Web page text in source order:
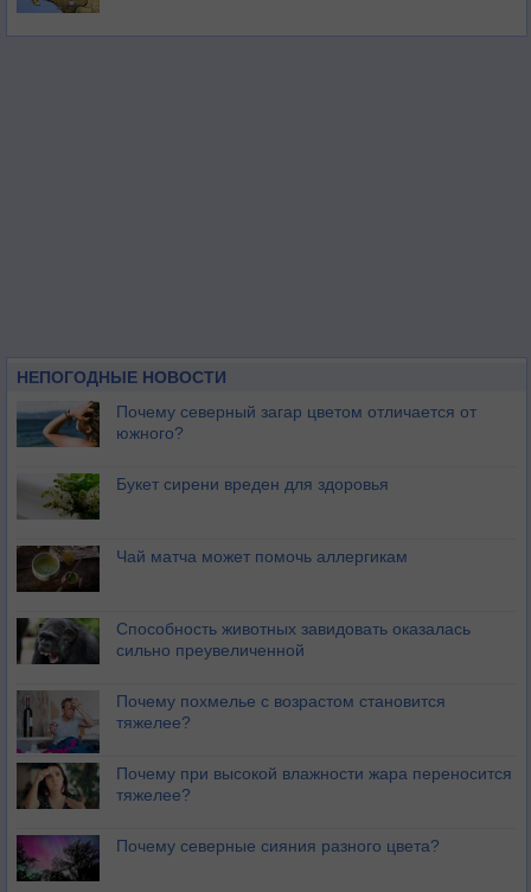
НЕПОГОДНЫЕ НОВОСТИ
Почему северный загар цветом отличается от
южного?
Букет сирени вреден для здоровья
Чай матча может помочь аллергикам
Способность животных завидовать оказалась
сильно преувеличенной
Почему похмелье с возрастом становится
тяжелее?
Почему при высокой влажности жара переносится
тяжелее?
Почему северные сияния разного цвета?